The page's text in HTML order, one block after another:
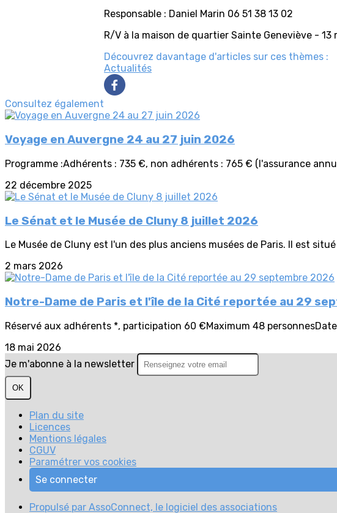
Responsable : Daniel Marin 06 51 38 13 02
R/V à la maison de quartier Sainte Geneviève - 13
Découvrez davantage d'articles sur ces thèmes :
Actualités
Consultez également
Voyage en Auvergne 24 au 27 juin 2026
Programme :Adhérents : 735 €, non adhérents : 765 € (l'assurance
22 décembre 2025
Le Sénat et le Musée de Cluny 8 juillet 2026
Le Musée de Cluny est l'un des plus anciens musées de Paris. Il est
2 mars 2026
Notre-Dame de Paris et l'île de la Cité reportée au 29
Réservé aux adhérents *, participation 60 €Maximum 48
18 mai 2026
Je m'abonne à la newsletter
OK
Plan du site
Licences
Mentions légales
CGUV
Paramétrer vos cookies
Se connecter
Propulsé par AssoConnect, le logiciel des associations